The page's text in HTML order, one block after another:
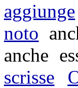
aggiunge
noto
anche
scrisse